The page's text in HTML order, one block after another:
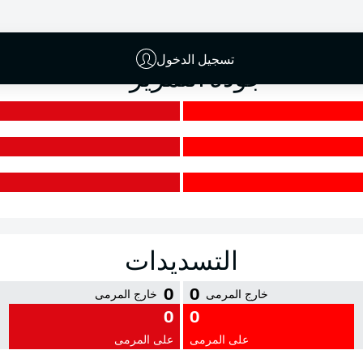
تسجيل الدخول
جودة التمرير
التسديدات
0 خارج المرمى
0
على المرمى
0 خارج المرمى
0
على المرمى